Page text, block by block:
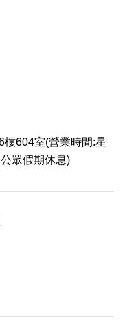
604室(營業時間:星
眾假期休息)